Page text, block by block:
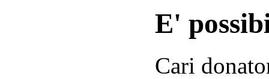
E'
Cari